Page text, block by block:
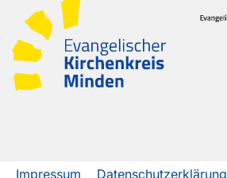
Impressum Datenschutzerklärung